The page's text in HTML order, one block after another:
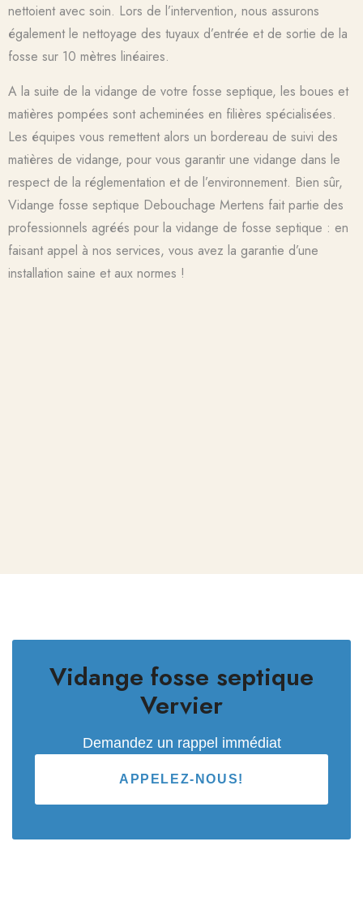
nettoient avec soin. Lors de l’intervention, nous assurons
également le nettoyage des tuyaux d’entrée et de sortie de la
fosse sur 10 mètres linéaires.
A la suite de la vidange de votre fosse septique, les boues et
matières pompées sont acheminées en filières spécialisées.
Les équipes vous remettent alors un bordereau de suivi des
matières de vidange, pour vous garantir une vidange dans le
respect de la réglementation et de l’environnement. Bien sûr,
Vidange fosse septique Debouchage Mertens fait partie des
professionnels agréés pour la vidange de fosse septique : en
faisant appel à nos services, vous avez la garantie d’une
installation saine et aux normes !
Vidange fosse septique
Vervier
Demandez un rappel immédiat
APPELEZ-NOUS!